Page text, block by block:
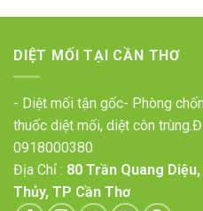
DIỆT MỐI TẠI CẦN THƠ
- Diệt mối tận gốc- Phòng
thuốc diệt mối, diệt côn
0918000380
Địa Chỉ : 80 Trần Quang
Thủy, TP Cần Thơ